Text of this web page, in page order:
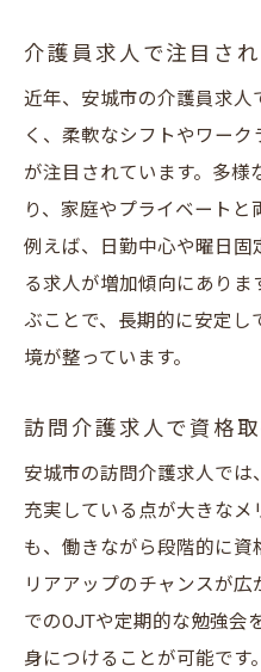
介護員求人で注目さ
近年、安城市の介護員求人
く、柔軟なシフトやワー
が注目されています。多様
り、家庭やプライベートと
例えば、日勤中心や曜日固
る求人が増加傾向にありま
ぶことで、長期的に安定し
境が整っています。
訪問介護求人で資格
安城市の訪問介護求人で
充実している点が大きなメ
も、働きながら段階的に資
リアアップのチャンスが
でのOJTや定期的な勉強会
身につけることが可能です